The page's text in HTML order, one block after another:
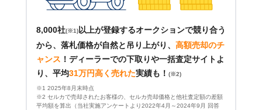
8,000社(※1) 以上が登録するオークションで競り合う
から、落札価格が自然と吊り上がり、 高額売却のチ
ャンス ！ ディーラーでの下取りや一括査定サイトよ
り、平均31万円高く売れた実績も！ (※2)
※1 2025年8月末時点
※2 セルカで売却されたお客様の、セルカ売却価格と他社査定額の差額
平均額を算出（当社実施アンケートより2022年4月～2024年9月 回答